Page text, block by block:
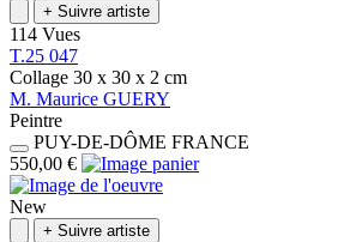
+ Suivre artiste
114 Vues
T.25 047
Collage 30 x 30 x 2 cm
M. Maurice GUERY
Peintre
PUY-DE-DÔME FRANCE
550,00 €
New
+ Suivre artiste